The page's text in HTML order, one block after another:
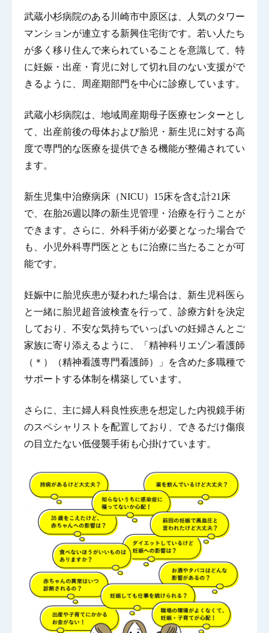
武蔵小杉病院のある川崎市中原区は、人気のタワー
マンションが連立する新興住宅街です。若い人たち
が多く移り住んで来られていることを意識して、特
に妊娠・出産・育児に対して切れ目のない支援がで
きるように、周産期部門を中心に診療しています。
武蔵小杉病院は、地域周産期母子医療センターとし
て、出産前後の母体および胎児・新生児に対する高
度で専門的な医療を提供できる機能が整備されてい
ます。
新生児集中治療病床（NICU）15床を含む計21床
で、在胎26週以降の新生児管理・治療を行うことが
できます。さらに、外科手術が必要となった場合で
も、小児外科専門医とともに治療に当たることが可
能です。
妊娠中に胎児疾患が疑われた場合は、新生児科医ら
と一緒に胎児超音波検査を行って、診療方針を決定
しており、不安な気持ちでいっぱいの妊婦さんとご
家族に寄り添えるように、「精神科リエゾン看護師
（＊）（精神看護専門看護師）」を含めた多職種で
サポートする体制を構築しています。
さらに、主に婦人科良性疾患を想定した内視鏡手術
のスペシャリストを配置しており、できるだけ傷痕
の目立たない低侵襲手術も心掛けています。